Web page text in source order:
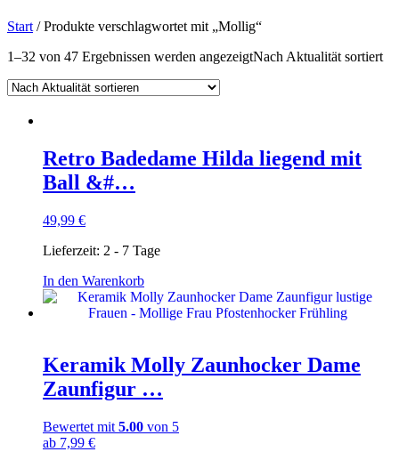
Start / Produkte verschlagwortet mit „Mollig“
1–32 von 47 Ergebnissen werden angezeigtNach Aktualität sortiert
Retro Badedame Hilda liegend mit
Ball &#…
49,99 €
Lieferzeit: 2 - 7 Tage
In den Warenkorb
Keramik Molly Zaunhocker Dame
Zaunfigur …
Bewertet mit 5.00 von 5
ab 7,99 €